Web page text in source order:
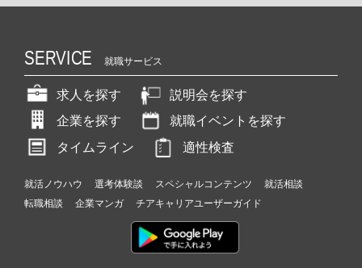
SERVICE 就職サービス
求人を探す
説明会を探す
企業を探す
就職イベントを探す
タイムライン
適性検査
就活ノウハウ 選考体験談 スペシャルコンテンツ
就活相談
転職相談
企業マンガ チアキャリアユーザーガイド